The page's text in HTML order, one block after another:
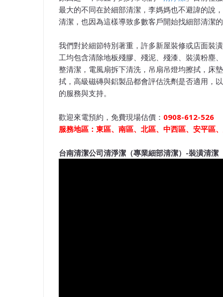
最大的不同在於細部清潔，李媽媽也不避諱的說
清潔，也因為這樣導致多數客戶開始找細部清潔
我們對於細節特別著重，許多新屋裝修或店面裝
工均包含清除地板殘膠、殘泥、殘漆、裝潢粉塵
整清潔，電風扇拆下清洗，吊扇吊燈均擦拭，床
拭，高級磁磚與鋁製品都會評估洗劑是否適用，
的服務與支持。
歡迎來電預約，免費現場估價： 0908-612-526
服務地區：東區、南區、北區、中西區、安平區
台南清潔公司清淨潔（專業細部清潔）-裝潢清潔